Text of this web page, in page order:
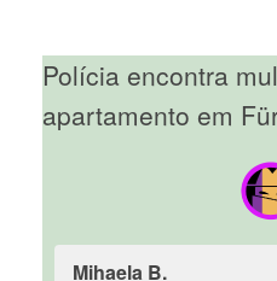
Polícia encontra
apartamento em
Mihaela B.